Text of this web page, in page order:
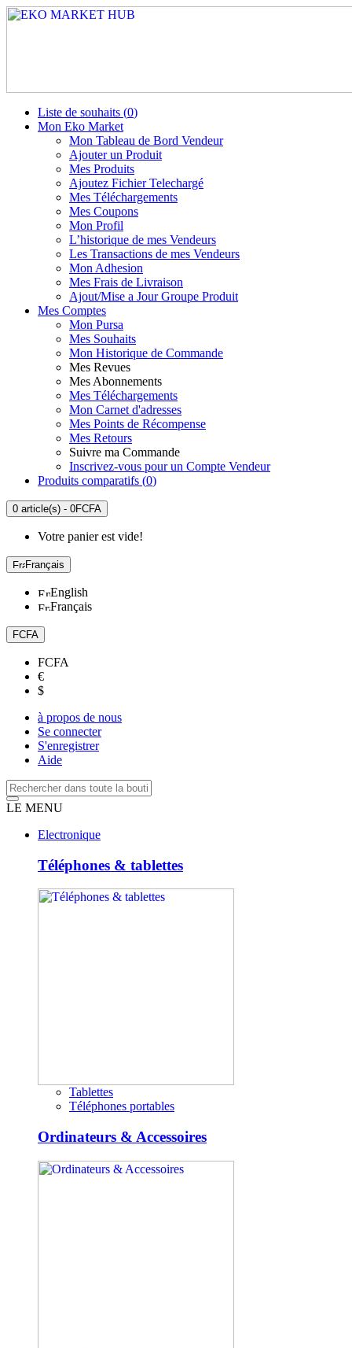
Liste de souhaits (0)
Mon Eko Market
Mon Tableau de Bord Vendeur
Ajouter un Produit
Mes Produits
Ajoutez Fichier Telechargé
Mes Téléchargements
Mes Coupons
Mon Profil
L’historique de mes Vendeurs
Les Transactions de mes Vendeurs
Mon Adhesion
Mes Frais de Livraison
Ajout/Mise a Jour Groupe Produit
Mes Comptes
Mon Pursa
Mes Souhaits
Mon Historique de Commande
Mes Revues
Mes Abonnements
Mes Téléchargements
Mon Carnet d'adresses
Mes Points de Récompense
Mes Retours
Suivre ma Commande
Inscrivez-vous pour un Compte Vendeur
Produits comparatifs (0)
0 article(s) - 0FCFA
Votre panier est vide!
Français
English
Français
FCFA
FCFA
€
$
à propos de nous
Se connecter
S'enregistrer
Aide
LE MENU
Electronique
Téléphones & tablettes
Tablettes
Téléphones portables
Ordinateurs & Accessoires